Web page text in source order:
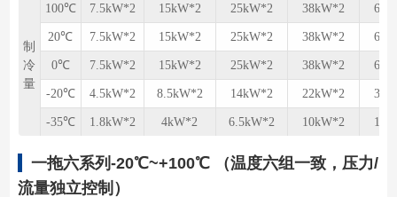
制
冷
量
100℃ 7.5kW*2 15kW*2 25kW*2 38kW*2
20℃ 7.5kW*2 15kW*2 25kW*2 38kW*2
0℃ 7.5kW*2 15kW*2 25kW*2 38kW*2
-20℃ 4.5kW*2 8.5kW*2 14kW*2 22kW*2
-35℃ 1.8kW*2 4kW*2 6.5kW*2 10kW*2
一拖六系列-20℃~+100℃ （温度六组⼀致，压力/
流量独立控制）